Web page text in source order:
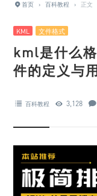
首页 › 百科教程 › 正文
KML 文件格式
kml是什么
件的定义与
百科教程 3,128